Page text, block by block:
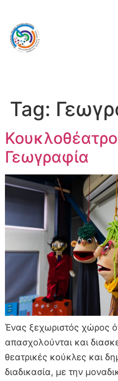
Tag:
Γεωγραφία
Ένας ξεχωριστός χώρος
απασχολούνται και
θεατρικές κούκλες και
διαδικασία, με την